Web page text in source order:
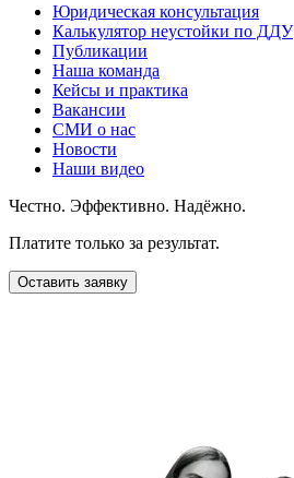
Юридическая консультация
Калькулятор неустойки по ДДУ
Публикации
Наша команда
Кейсы и практика
Вакансии
СМИ о нас
Новости
Наши видео
Честно. Эффективно. Надёжно.
Платите только за результат.
Оставить заявку